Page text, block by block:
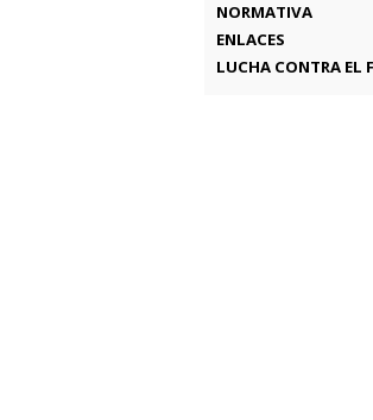
NORMATIVA
ENLACES
LUCHA CONTRA EL